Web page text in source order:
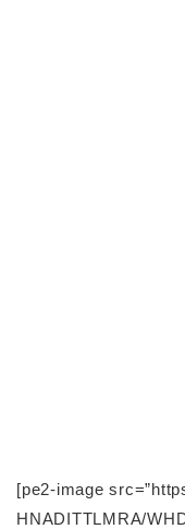
[pe2-image
HNADITTLMRA/